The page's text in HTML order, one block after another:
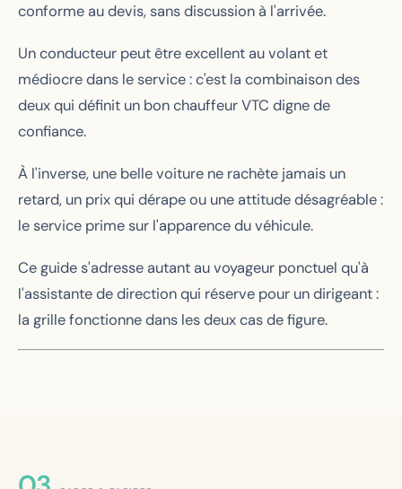
conforme au devis, sans discussion à l'arrivée.
Un conducteur peut être excellent au volant et
médiocre dans le service : c'est la combinaison des
deux qui définit un bon chauffeur VTC digne de
confiance.
À l'inverse, une belle voiture ne rachète jamais un
retard, un prix qui dérape ou une attitude désagréable :
le service prime sur l'apparence du véhicule.
Ce guide s'adresse autant au voyageur ponctuel qu'à
l'assistante de direction qui réserve pour un dirigeant :
la grille fonctionne dans les deux cas de figure.